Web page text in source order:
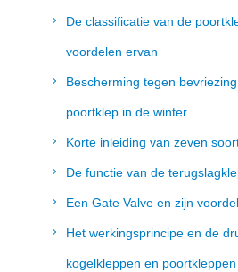
De classificatie van de
voordelen ervan
Bescherming tegen
poortklep in de winter
Korte inleiding van zeven
De functie van de
Een Gate Valve en zijn
Het werkingsprincipe en de
kogelkleppen en poortkleppen